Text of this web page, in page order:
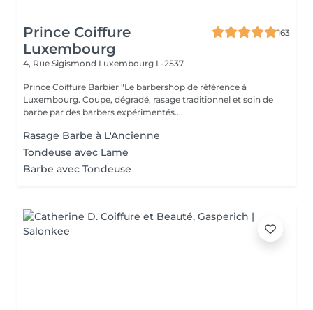
Prince Coiffure
Luxembourg
163
4, Rue Sigismond Luxembourg L-2537
Prince Coiffure Barbier "Le barbershop de référence à
Luxembourg. Coupe, dégradé, rasage traditionnel et soin de
barbe par des barbers expérimentés....
Rasage Barbe à L'Ancienne
Tondeuse avec Lame
Barbe avec Tondeuse